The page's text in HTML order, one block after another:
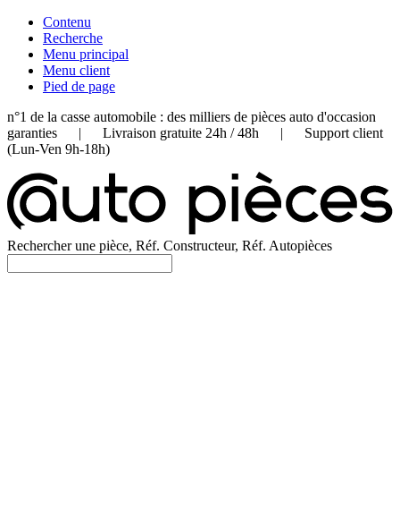
Contenu
Recherche
Menu principal
Menu client
Pied de page
n°1 de la casse automobile : des milliers de pièces auto d'occasion
garanties | Livraison gratuite 24h / 48h | Support client
(Lun-Ven 9h-18h)
Rechercher une pièce, Réf. Constructeur, Réf. Autopièces